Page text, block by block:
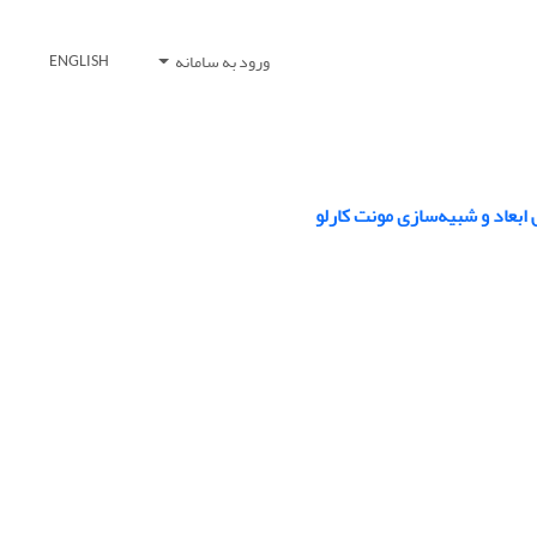
ورود به سامانه ENGLISH
و شبیه‌سازی مونت کارلو